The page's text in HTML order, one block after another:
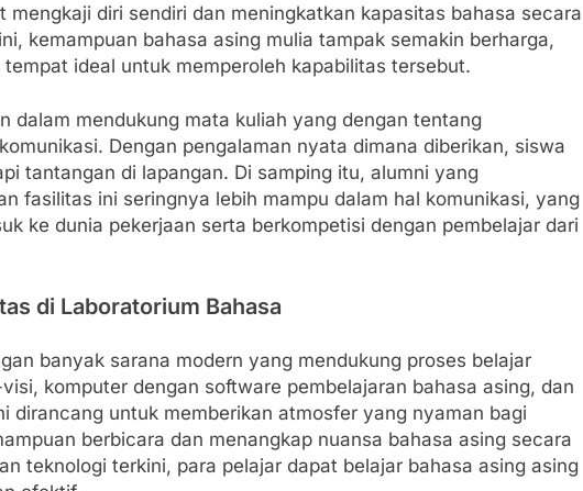
mengkaji diri sendiri dan meningkatkan kapasitas bahasa secara
kemampuan bahasa asing mulia tampak semakin berharga,
ideal untuk memperoleh kapabilitas tersebut.
dalam mendukung mata kuliah yang dengan tentang
Dengan pengalaman nyata dimana diberikan, siswa
tantangan di lapangan. Di samping itu, alumni yang
fasilitas ini seringnya lebih mampu dalam hal komunikasi, yang
ke dunia pekerjaan serta berkompetisi dengan pembelajar dari
di Laboratorium Bahasa
banyak sarana modern yang mendukung proses belajar
komputer dengan software pembelajaran bahasa asing, dan
dirancang untuk memberikan atmosfer yang nyaman bagi
berbicara dan menangkap nuansa bahasa asing secara
teknologi terkini, para pelajar dapat belajar bahasa asing asing